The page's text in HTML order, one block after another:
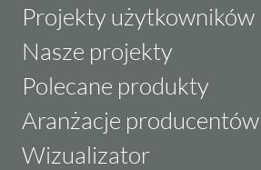
Projekty użytkowników
Nasze projekty
Polecane produkty
Aranżacje producentów
Wizualizator